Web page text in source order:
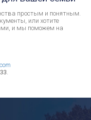
простым и понятным.
или хотите
и мы поможем на
.